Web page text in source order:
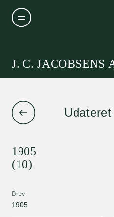
J. C. JACOBSENS
Udateret
1905
(10)
Brev
1905